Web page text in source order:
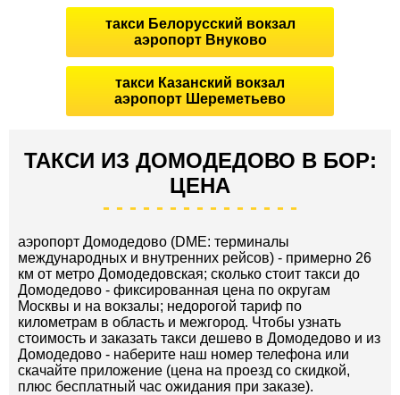
такси Белорусский вокзал
аэропорт Внуково
такси Казанский вокзал
аэропорт Шереметьево
ТАКСИ ИЗ ДОМОДЕДОВО В БОР:
ЦЕНА
аэропорт Домодедово (DME: терминалы
международных и внутренних рейсов) - примерно 26
км от метро Домодедовская; сколько стоит такси до
Домодедово - фиксированная цена по округам
Москвы и на вокзалы; недорогой тариф по
километрам в область и межгород. Чтобы узнать
стоимость и заказать такси дешево в Домодедово и из
Домодедово - наберите наш номер телефона или
скачайте приложение (цена на проезд со скидкой,
плюс бесплатный час ожидания при заказе).